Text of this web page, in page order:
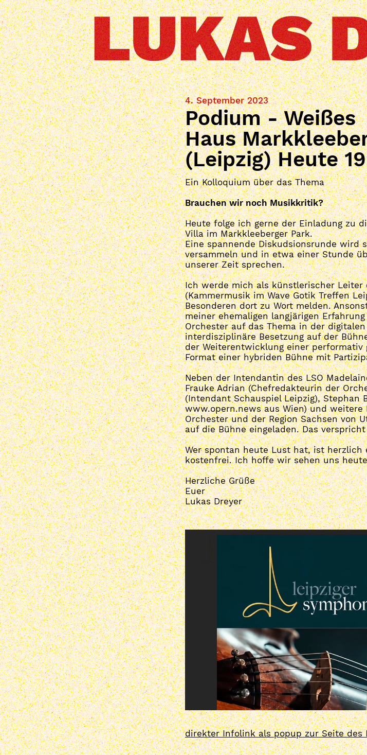
Podium - Weißes
Haus
(Leipzig) Heute
4. September 2023
Ein Kolloquium über das Thema
Brauchen wir noch Musikkritik?
Heute folge ich gerne der Einladung zu
Villa im Markkleeberger Park.
Eine spannende Diskudsionsrunde wird
versammeln und in etwa einer Stunde
unserer Zeit sprechen.
Ich werde mich als künstlerischer Leiter
(Kammermusik im Wave Gotik Treffen
Besonderen dort zu Wort melden.
meiner ehemaligen langjärigen
Orchester auf das Thema in der
interdisziplinäre Besetzung auf der
der Weiterentwicklung einer performativ
Format einer hybriden Bühne mit
Neben der Intendantin des LSO
Frauke Adrian (Chefredakteurin der
(Intendant Schauspiel Leipzig), Stephan
www.opern.news aus Wien) und weitere
Orchester und der Region Sachsen von
auf die Bühne eingeladen. Das
Wer spontan heute Lust hat, ist herzlich
kostenfrei. Ich hoffe wir sehen uns
Herzliche Grüße
Euer
Lukas Dreyer
direkter Infolink als popup zur Seite des